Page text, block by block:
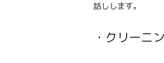
話しします。
・クリーニ